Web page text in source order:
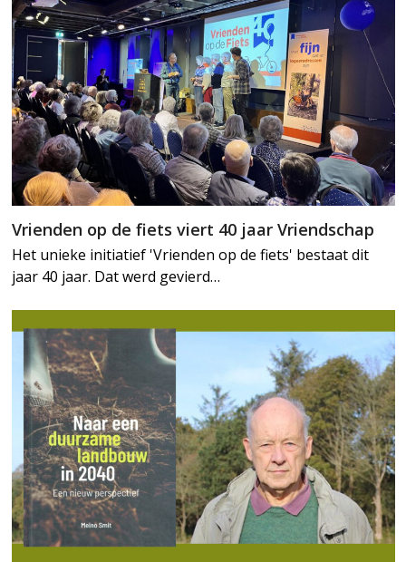
Vrienden op de fiets viert 40 jaar Vriendschap
Het unieke initiatief 'Vrienden op de fiets' bestaat dit
jaar 40 jaar. Dat werd gevierd…